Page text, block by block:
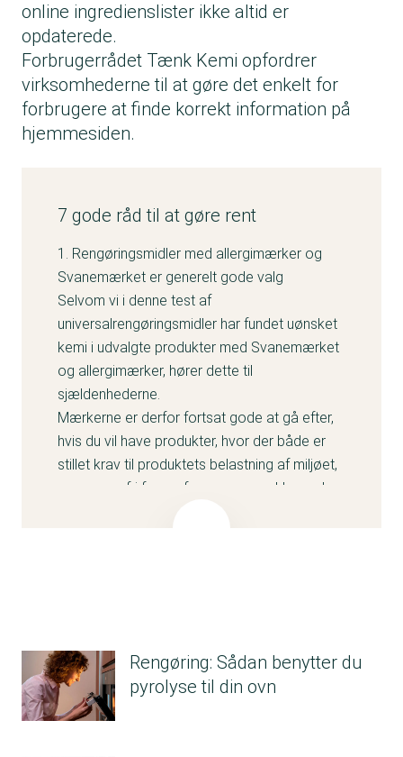
online ingredienslister ikke altid er
opdaterede.
Forbrugerrådet Tænk Kemi opfordrer
virksomhederne til at gøre det enkelt for
forbrugere at finde korrekt information på
hjemmesiden.
7 gode råd til at gøre rent
1. Rengøringsmidler med allergimærker og
Svanemærket er generelt gode valg
Selvom vi i denne test af
universalrengøringsmidler har fundet uønsket
kemi i udvalgte produkter med Svanemærket
og allergimærker, hører dette til
sjældenhederne.
Mærkerne er derfor fortsat gode at gå efter,
hvis du vil have produkter, hvor der både er
stillet krav til produktets belastning af miljøet,
og som er fri for parfume og en række andre
indholdsstoffer – ellers skal du på nettet og
hente ingredienslisten
Vil du kende alle ingredienserne i dine
rengøringsmidler? Så gå efter et produkt med
Rengøring: Sådan benytter du
pyrolyse til din ovn